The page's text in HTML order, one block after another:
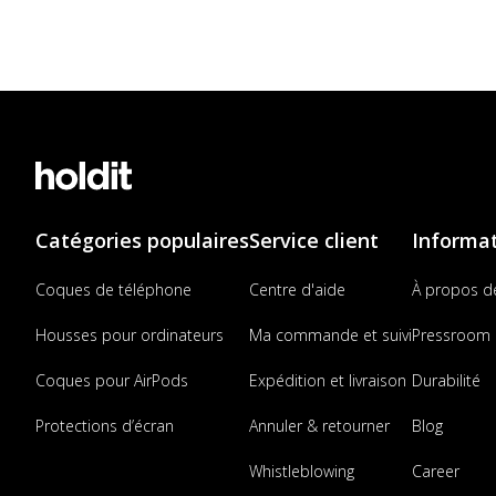
Catégories populaires
Coques de téléphone
Housses pour ordinateurs
Coques pour AirPods
Protections d’écran
Service client
Centre d'aide
Ma commande et suivi
Expédition et livraison
Annuler & retourner
Whistleblowing
À propos
Pressroom
Durabilité
Blog
Career